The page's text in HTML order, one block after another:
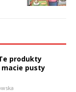
produkty
pusty